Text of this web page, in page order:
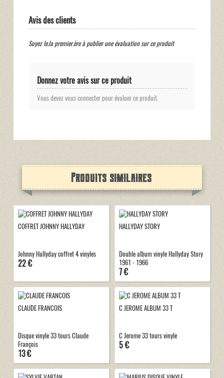
Avis des clients
Soyez le.la premier.ère à publier une évaluation sur ce produit
Donnez votre avis sur ce produit
Vous devez vous connecter pour évaluer ce produit.
Produits similaires
COFFRET JOHNNY HALLYDAY
Johnny Hallyday coffret 4 vinyles
22 €
HALLYDAY STORY
Double album vinyle Hallyday Story
1961 - 1966
7 €
CLAUDE FRANCOIS
Disque vinyle 33 tours Claude
François
13 €
C JEROME ALBUM 33 T
C Jerome 33 tours vinyle
5 €